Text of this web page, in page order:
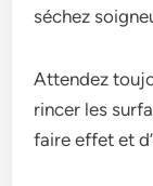
séchez
Attendez
rincer les
faire effet et